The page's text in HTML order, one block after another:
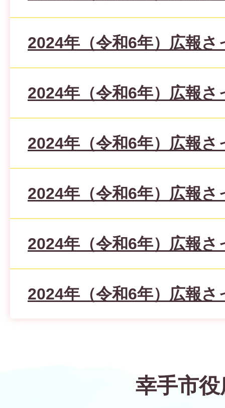
2024年（令和6年）広報さ
2024年（令和6年）広報さ
2024年（令和6年）広報さ
2024年（令和6年）広報さ
2024年（令和6年）広報さ
2024年（令和6年）広報さ
幸手市役